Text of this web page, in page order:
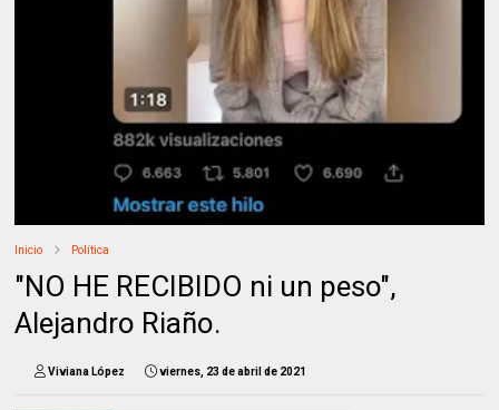
Inicio Política
"NO HE RECIBIDO ni un peso",
Alejandro Riaño.
Viviana López viernes, 23 de abril de 2021